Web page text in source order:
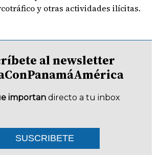
y otras actividades ilícitas.
al newsletter
importan directo a tu inbox
SUSCRIBETE